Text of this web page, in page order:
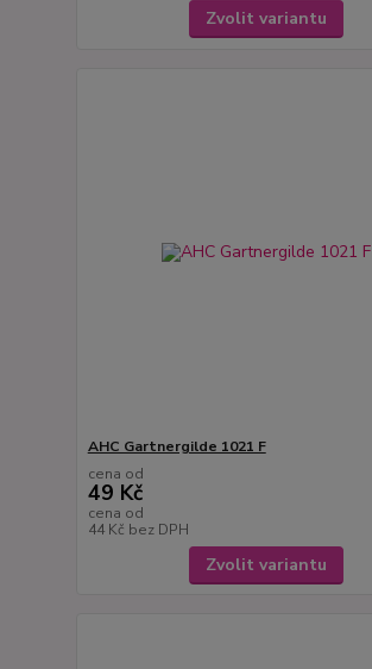
Zvolit variantu
AHC Gartnergilde 1021 F
cena od
49 Kč
cena od
44 Kč bez DPH
Zvolit variantu